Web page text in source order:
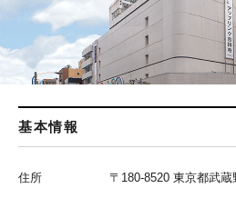
基本情報
住所 〒180-8520 東京都武